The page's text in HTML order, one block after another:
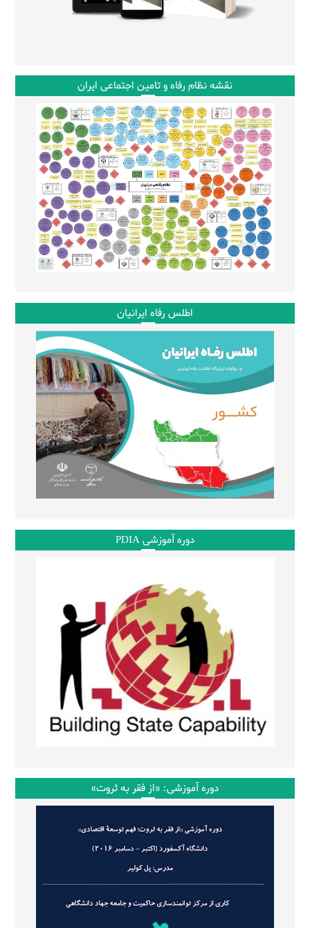
نقشه نظام رفاه و تامین اجتماعی ایران
اطلس رفاه ایرانیان
دوره آموزشی PDIA
دوره آموزشی: «از فقر به ثروت»